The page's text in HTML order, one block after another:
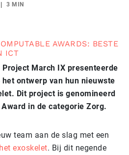
3 MIN
AWARDS: BESTE
ICT
Project March IX presenteerde
ontwerp van hun nieuwste
Dit project is genomineerd
in de categorie Zorg.
team aan de slag met een
exoskelet. Bij dit negende